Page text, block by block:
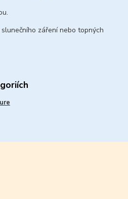
záření nebo topných